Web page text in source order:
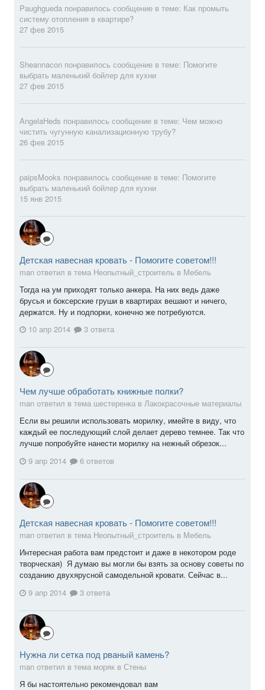
Paughgueda понравилось сообщение в теме: Как промыть
систему отопления в квартире?
27 фев 2015
Sheannacon понравилось сообщение в теме: Помогите
выбрать маленький бойлер для кухни
27 фев 2015
AngelaHeds понравилось сообщение в теме: Чем можно
чистить чугунную канализационную трубу?
26 фев 2015
paipsMooks понравилось сообщение в теме: Помогите
выбрать маленький бойлер для кухни
15 янв 2015
Детская навесная кровать - Помогите советом!!!
man ответил в тема Неопытный_строитель в Мебель
Тогда на ум приходят только анкера. На них ведь даже
брусья и боксерские груши в квартирах вешают и ничего,
держатся. Ну и подпорки, конечно же потребуются.
10 апр 2014
3 ответа
Чем лучше обработать книжные полки?
man ответил в тема шестеренка в Лакокрасочные материалы
Если вы решили использовать морилку, имейте в виду, что
каждый ее последующий слой делает дерево темнее. Так что
лучше попробуйте нанести морилку на нежный обрезок...
9 апр 2014
6 ответов
Детская навесная кровать - Помогите советом!!!
man ответил в тема Неопытный_строитель в Мебель
Интересная работа вам предстоит и даже в некотором роде
творческая) Я думаю вы могли бы взять за основу советы по
созданию двухярусной самодельной кровати. Сейчас в...
9 апр 2014
3 ответа
Нужна ли сетка под рваный камень?
man ответил в тема моряк в Стены
Я бы настоятельно рекомендовал вам